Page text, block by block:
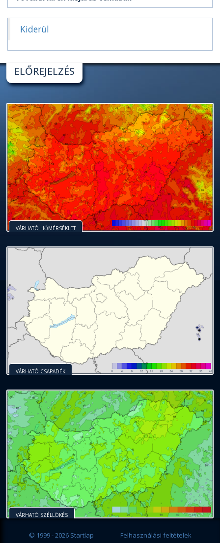
Kiderül
ELŐREJELZÉS
VÁRHATÓ HŐMÉRSÉKLET
VÁRHATÓ CSAPADÉK
VÁRHATÓ SZÉLLÖKÉS
© 1999 - 2026 Startlap Felhasználási feltételek